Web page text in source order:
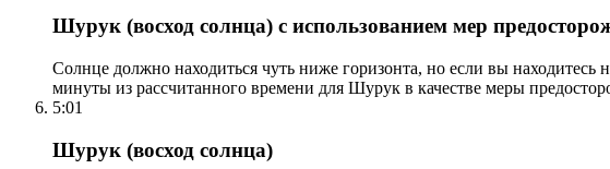
Шурук (восход солнца) с использованием мер
Солнце должно находиться чуть ниже горизонта, но если вы
минуты из рассчитанного времени для Шурук в качестве меры
5:01
Шурук (восход солнца)